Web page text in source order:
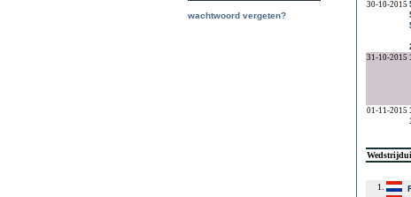
wachtwoord vergeten?
30-10-2015
31-10-2015
01-11-2015
1.